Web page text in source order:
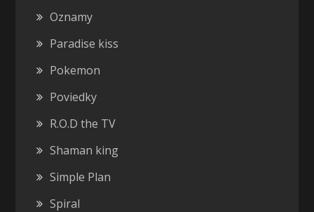
Oznamy
Paradise kiss
Pokemon
Poviedky
R.O.D the TV
Shaman king
Simple Plan
Spiral